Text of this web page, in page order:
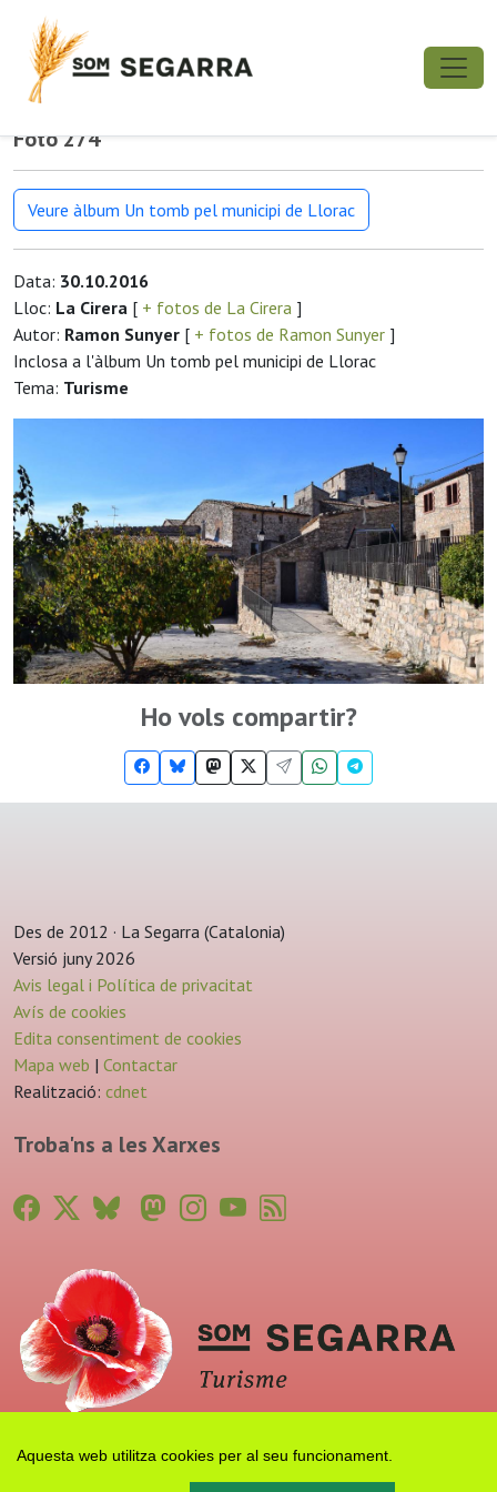
Aquesta web utilitza cookies per al seu funcionament.
Foto 274
Veure àlbum Un tomb pel municipi de Llorac
Data: 30.10.2016
Lloc: La Cirera [ + fotos de La Cirera ]
Autor: Ramon Sunyer [ + fotos de Ramon Sunyer ]
Inclosa a l'àlbum Un tomb pel municipi de Llorac
Tema: Turisme
Ho vols compartir?
Des de 2012 · La Segarra (Catalonia)
Versió juny 2026
Avis legal i Política de privacitat
Avís de cookies
Edita consentiment de cookies
Mapa web | Contactar
Realització: cdnet
Troba'ns a les Xarxes